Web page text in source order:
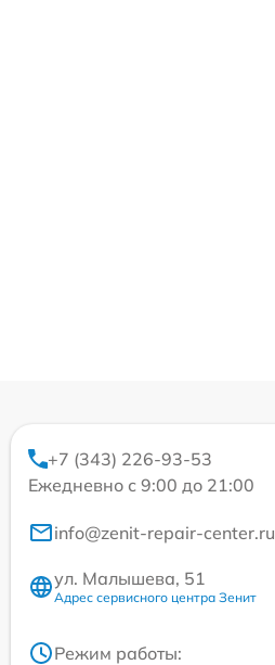
+7 (343) 226-93-53
Ежедневно с 9:00 до 21:00
info@zenit-repair-center.ru
ул. Малышева, 51
Адрес сервисного центра Зенит
Режим работы: